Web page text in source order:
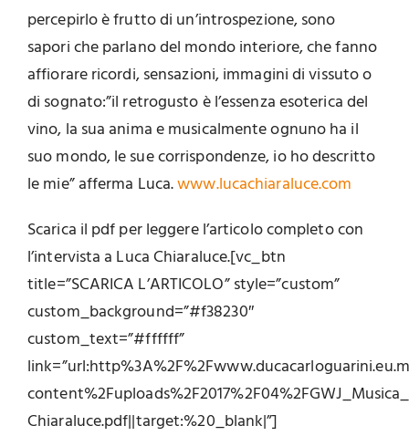
percepirlo è frutto di un’introspezione, sono
sapori che parlano del mondo interiore, che fanno
affiorare ricordi, sensazioni, immagini di vissuto o
di sognato:”il retrogusto è l’essenza esoterica del
vino, la sua anima e musicalmente ognuno ha il
suo mondo, le sue corrispondenze, io ho descritto
le mie” afferma Luca.www.lucachiaraluce.com
Scarica il pdf per leggere l’articolo completo con
l’intervista a Luca Chiaraluce.[vc_btn
title=”SCARICA L’ARTICOLO” style=”custom”
custom_background=”#f38230″
custom_text=”#ffffff”
Chiaraluce.pdf||target:%20_blank|”]